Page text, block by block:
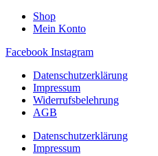
Shop
Mein Konto
Facebook Instagram
Datenschutzerklärung
Impressum
Widerrufsbelehrung
AGB
Datenschutzerklärung
Impressum